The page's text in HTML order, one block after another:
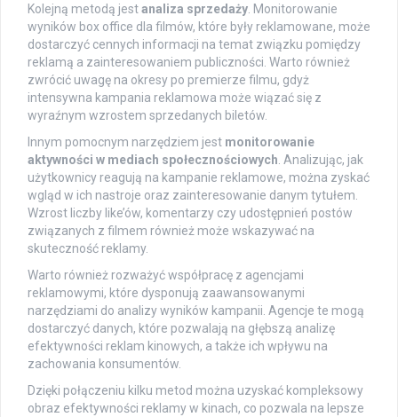
Kolejną metodą jestanaliza sprzedaży . Monitorowanie
wyników box office dla filmów, które były reklamowane, może
dostarczyć cennych informacji na temat związku pomiędzy
reklamą a zainteresowaniem publiczności. Warto również
zwrócić uwagę na okresy po premierze filmu, gdyż
intensywna kampania reklamowa może wiązać się z
wyraźnym wzrostem sprzedanych biletów.
Innym pomocnym narzędziem jest monitorowanie
aktywności w mediach społecznościowych . Analizując, jak
użytkownicy reagują na kampanie reklamowe, można zyskać
wgląd w ich nastroje oraz zainteresowanie danym tytułem.
Wzrost liczby like’ów, komentarzy czy udostępnień postów
związanych z filmem również może wskazywać na
skuteczność reklamy.
Warto również rozważyć współpracę z agencjami
reklamowymi, które dysponują zaawansowanymi
narzędziami do analizy wyników kampanii. Agencje te mogą
dostarczyć danych, które pozwalają na głębszą analizę
efektywności reklam kinowych, a także ich wpływu na
zachowania konsumentów.
Dzięki połączeniu kilku metod można uzyskać kompleksowy
obraz efektywności reklamy w kinach, co pozwala na lepsze